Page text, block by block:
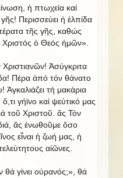
ἡ πτωχεία καί
Περισσεύει ἡ ἐλπίδα
τῆς γῆς, καθώς
Χριστός ὁ Θεός ἠμῶν».
Ἀσύγκριτα
Πέρα ἀπό τόν θάνατο
τή μακάρια
γήϊνο καί ψεύτικό μας
τοῦ Χριστοῦ. ἄς Τόν
ἄς ἑνωθοῦμε ὅσο
εἶναι ἡ ζωή μας, ἡ
αἰῶνες.
γίνει οὐρανός;», θά